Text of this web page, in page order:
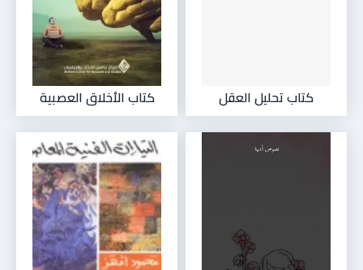
كتاب تحليل العقل كتاب الأخلاق العصبية